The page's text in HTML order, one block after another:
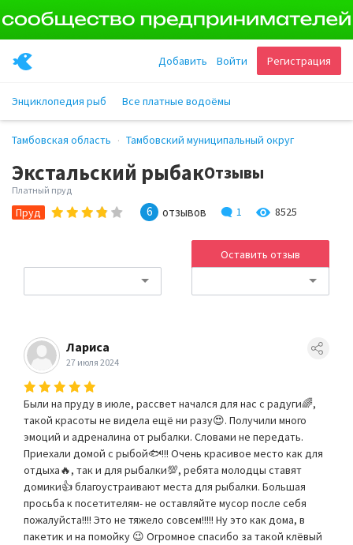
Регистрация
Войти
Добавить
Энциклопедия рыб Все платные водоёмы
Тамбовская область Тамбовский муниципальный округ
Экстальский рыбакОтзывы
Платный пруд
Пруд 6 отзывов 1 8525
Оставить отзыв
Лариса
27 июля 2024
Были на пруду в июле, рассвет начался для нас с радуги🌈,
такой красоты не видела ещё ни разу😍. Получили много
эмоций и адреналина от рыбалки. Словами не передать.
Приехали домой с рыбой🐟!!! Очень красивое место как для
отдыха🔥, так и для рыбалки💯, ребята молодцы ставят
домики👍 благоустраивают места для рыбалки. Большая
просьба к посетителям- не оставляйте мусор после себя
пожалуйста!!!! Это не тяжело совсем!!!!! Ну это как дома, в
пакетик и на помойку 😉 Огромное спасибо за такой клёвый